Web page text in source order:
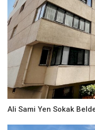
Ali Sami Yen Sokak